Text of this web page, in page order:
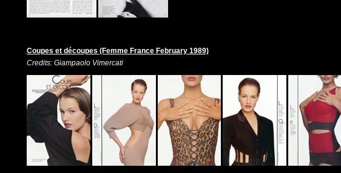
Coupes et découpes (Femme France February 1989)
Credits: Giampaolo Vimercati